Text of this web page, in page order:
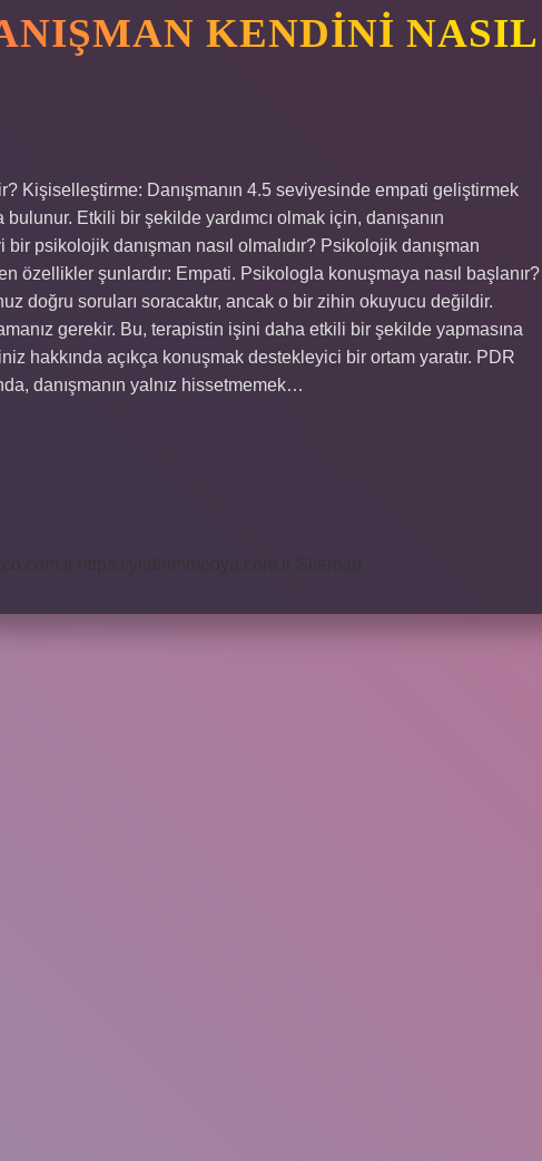
KENDINI NASIL
Kişiselleştirme: Danışmanın 4.5 seviyesinde empati geliştirmek
Etkili bir şekilde yardımcı olmak için, danışanın
psikolojik danışman nasıl olmalıdır? Psikolojik danışman
özellikler şunlardır: Empati. Psikologla konuşmaya nasıl başlanır?
doğru soruları soracaktır, ancak o bir zihin okuyucu değildir.
gerekir. Bu, terapistin işini daha etkili bir şekilde yapmasına
hakkında açıkça konuşmak destekleyici bir ortam yaratır. PDR
danışmanın yalnız hissetmemek…